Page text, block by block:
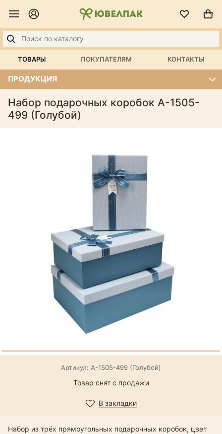
ТОВАРЫ ПОКУПАТЕЛЯМ КОНТАКТЫ
ПРОДУКЦИЯ
Набор подарочных коробок А-1505-
499 (Голубой)
Артикул: А-1505-499 (Голубой)
Товар снят с продажи
В закладки
Набор из трёх прямоугольных подарочных коробок, цвет